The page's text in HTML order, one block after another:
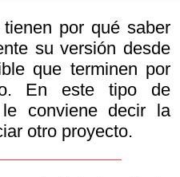
por qué saber
su versión desde
que terminen por
En este tipo de
conviene decir la
otro proyecto.